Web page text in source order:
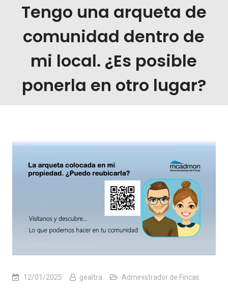
Tengo una arqueta de
comunidad dentro de
mi local. ¿Es posible
ponerla en otro lugar?
12/01/2025 gealtra Administrador de Fincas